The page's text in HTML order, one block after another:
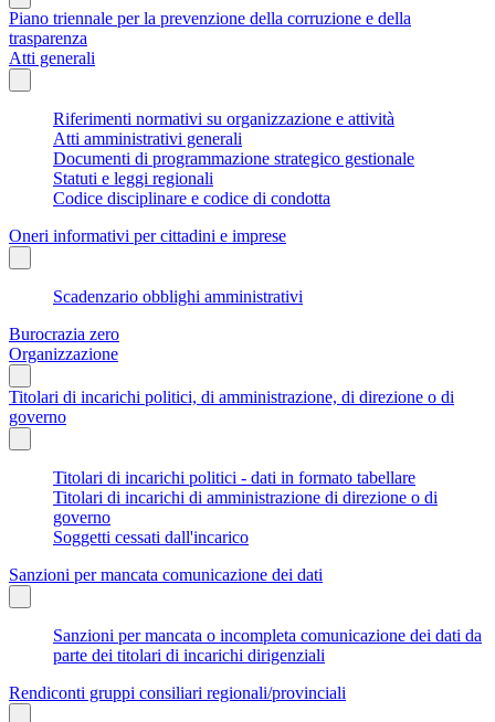
Piano triennale per la prevenzione della corruzione e della
trasparenza
Atti generali
Riferimenti normativi su organizzazione e attività
Atti amministrativi generali
Documenti di programmazione strategico gestionale
Statuti e leggi regionali
Codice disciplinare e codice di condotta
Oneri informativi per cittadini e imprese
Scadenzario obblighi amministrativi
Burocrazia zero
Organizzazione
Titolari di incarichi politici, di amministrazione, di direzione o di
governo
Titolari di incarichi politici - dati in formato tabellare
Titolari di incarichi di amministrazione di direzione o di
governo
Soggetti cessati dall'incarico
Sanzioni per mancata comunicazione dei dati
Sanzioni per mancata o incompleta comunicazione dei dati da
parte dei titolari di incarichi dirigenziali
Rendiconti gruppi consiliari regionali/provinciali